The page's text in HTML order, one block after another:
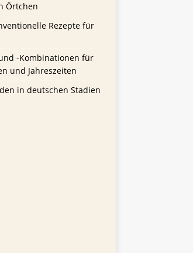
Örtchen
Rezepte für
-Kombinationen für
und Jahreszeiten
in deutschen Stadien